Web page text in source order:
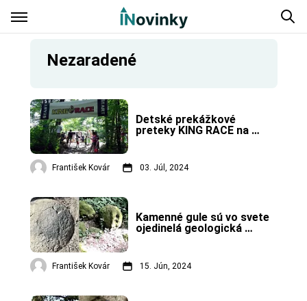
Nezaradené
Detské prekážkové
preteky KING RACE na
František Kovár 03. Júl, 2024
Kamenné gule sú vo svete
ojedinelá geologická
František Kovár 15. Jún, 2024